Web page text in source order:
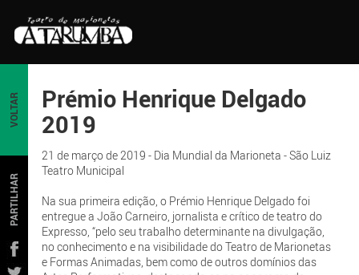
VOLTAR
PARTILHAR
Prémio Henrique Delgado
2019
21 de março de 2019 - Dia Mundial da Marioneta - São Luiz
Teatro Municipal
Na sua primeira edição, o Prémio Henrique Delgado foi
entregue a João Carneiro, jornalista e crítico de teatro do
Expresso, “pelo seu trabalho determinante na divulgação,
no conhecimento e na visibilidade do Teatro de Marionetas
e Formas Animadas, bem como de outros domínios das